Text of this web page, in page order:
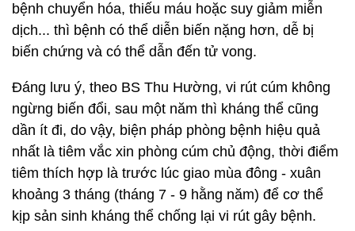
bệnh chuyển hóa, thiếu máu hoặc suy giảm miễn
dịch... thì bệnh có thể diễn biến nặng hơn, dễ bị
biến chứng và có thể dẫn đến tử vong.
Đáng lưu ý, theo BS Thu Hường, vi rút cúm không
ngừng biến đổi, sau một năm thì kháng thể cũng
dần ít đi, do vậy, biện pháp phòng bệnh hiệu quả
nhất là tiêm vắc xin phòng cúm chủ động, thời điểm
tiêm thích hợp là trước lúc giao mùa đông - xuân
khoảng 3 tháng (tháng 7 - 9 hằng năm) để cơ thể
kịp sản sinh kháng thể chống lại vi rút gây bệnh.